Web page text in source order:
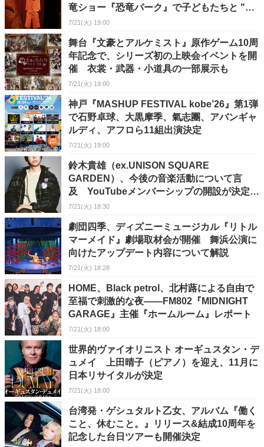
竜ショー『恐竜パーク』で子どもたちと "恐
竜ミッション"に挑戦
7/21(火) 19:00
舞台『文豪とアルケミスト』原作ゲーム10周
年記念で、シリーズ初の上映会イベントを開
催 衣裳・武器・小道具の一部展示も
7/21(火) 19:00
神戸『MASHUP FESTIVAL kobe’26』第1弾
で石野卓球、大黒摩季、氣志團、アバンギャ
ルディ、アフロら11組出演決定
7/21(火) 19:00
鈴木貴雄（ex.UNISON SQUARE
GARDEN）、今後の音楽活動について言
及 YouTubeメンバーシップの開設が決定＆
グッズ販売が開始
7/21(火) 18:30
劇団四季、ディズニーミュージカル『リトル
マーメイド』劇場取材会が開催 舞浜公演に
向けたアップデート内容について解説
7/21(火) 18:28
HOME、Black petrol、北村蕗による自由で
至福で刺激的な夜――FM802『MIDNIGHT
GARAGE』主催『ホームルーム』レポート
7/21(火) 18:00
世界的ヴァイオリニスト オーギュスタン・デ
ュメイ 上田晴子（ピアノ）を迎え、11月に
日本リサイタルが決定
7/21(火) 18:00
台湾発・ゲシュタルト乙女、アルバム『働く
こと、休むこと。』リリース&結成10周年を
記念した台日ツアーも開催決定